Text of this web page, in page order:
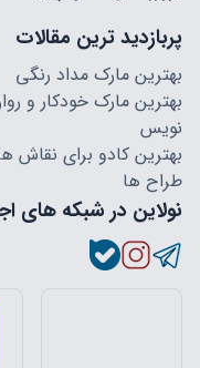
پربازدید ترین مقالات
بهترین مارک مداد رنگی
بهترین مارک خودکار و
نویس
بهترین کادو برای نقاش
طراح ها
نولاین در شبکه های